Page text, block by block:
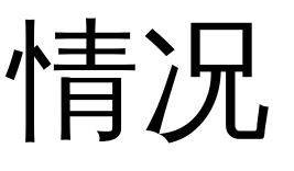
情况